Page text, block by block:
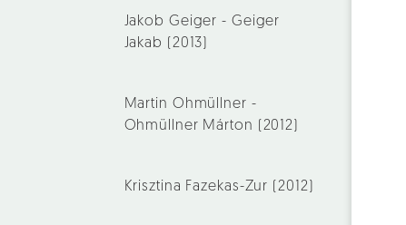
Jakob Geiger - Geiger
Jakab (2013)
Martin Ohmüllner -
Ohmüllner Márton (2012)
Krisztina Fazekas-Zur (2012)